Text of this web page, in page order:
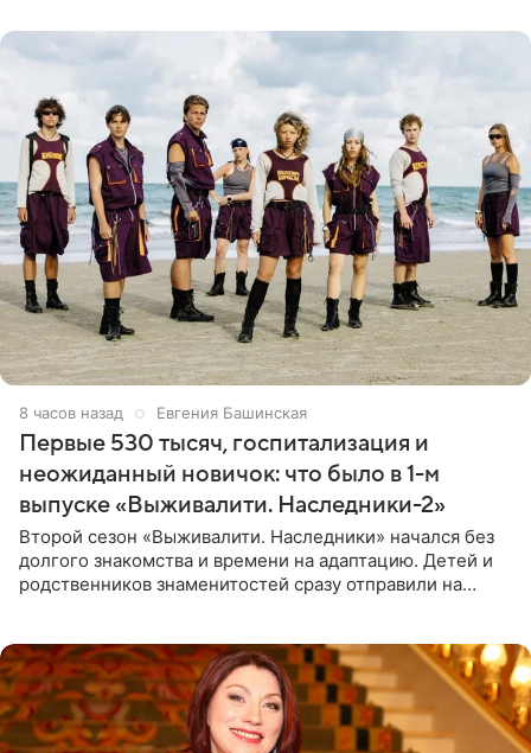
8 часов назад Евгения Башинская
Первые 530 тысяч, госпитализация и
неожиданный новичок: что было в 1-м
выпуске «Выживалити. Наследники-2»
Второй сезон «Выживалити. Наследники» начался без
долгого знакомства и времени на адаптацию. Детей и
родственников знаменитостей сразу отправили на